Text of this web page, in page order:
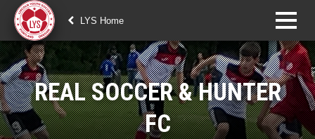
LYS Home
REAL SOCCER & HUNTER
FC